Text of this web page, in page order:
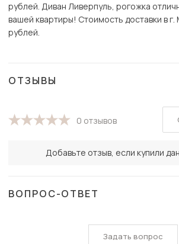
рублей. Диван Ливерпуль, рогожка
вашей квартиры! Стоимость доставки в г.
рублей.
ОТЗЫВЫ
0 отзывов
Добавьте отзыв, если купили
ВОПРОС-ОТВЕТ
Задать вопрос